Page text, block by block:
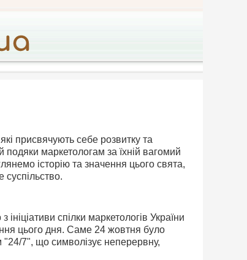
присвячують себе розвитку та
маркетологам за їхній вагомий
історію та значення цього свята,
спілки маркетологів України
цього дня. Саме 24 жовтня було
"24/7", що символізує неперервну,